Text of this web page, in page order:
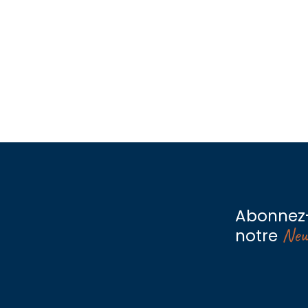
notre